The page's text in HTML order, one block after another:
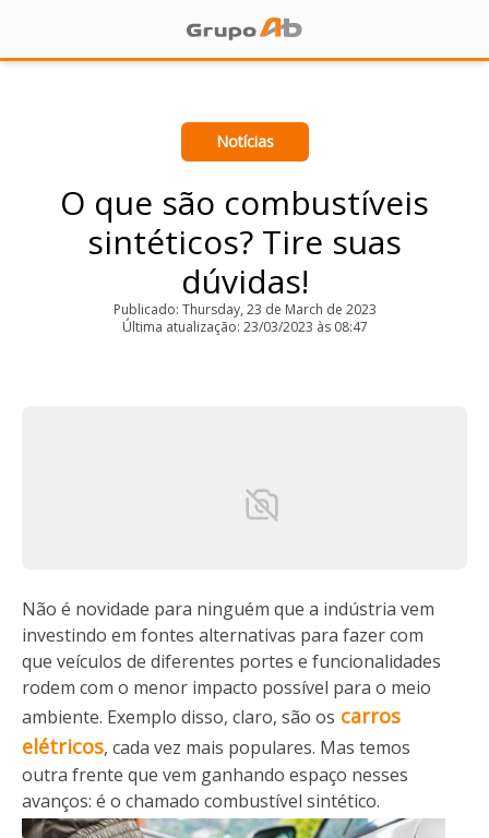
Notícias
O que são combustíveis
sintéticos? Tire suas
dúvidas!
Publicado: Thursday, 23 de March de 2023
Última atualização: 23/03/2023 às 08:47
Não é novidade para ninguém que a indústria vem
investindo em fontes alternativas para fazer com
que veículos de diferentes portes e funcionalidades
rodem com o menor impacto possível para o meio
ambiente. Exemplo disso, claro, são os carros
elétricos, cada vez mais populares. Mas temos
outra frente que vem ganhando espaço nesses
avanços: é o chamado combustível sintético.